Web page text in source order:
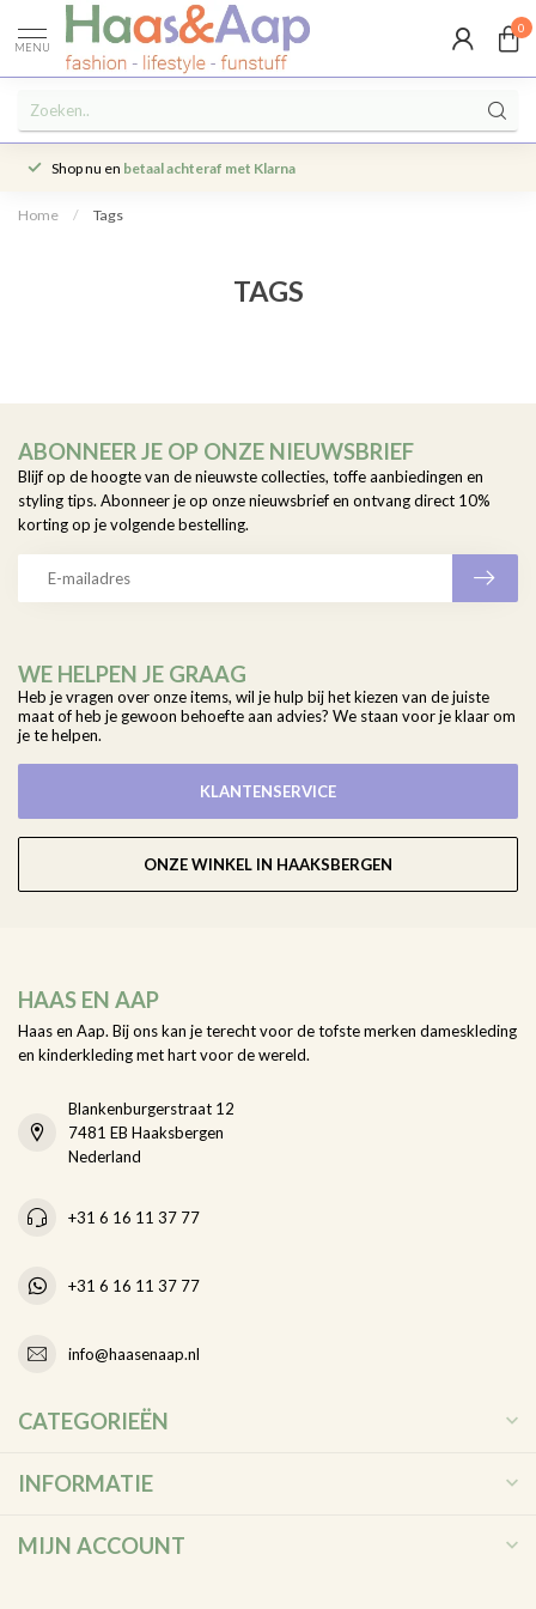
MENU
0
Shop nu en betaal achteraf met Klarna
Home / Tags
TAGS
WE HELPEN JE GRAAG
Heb je vragen over onze items, wil je hulp bij het kiezen van de juiste
maat of heb je gewoon behoefte aan advies? We staan voor je klaar om
je te helpen.
KLANTENSERVICE
ONZE WINKEL IN HAAKSBERGEN
ABONNEER JE OP ONZE NIEUWSBRIEF
Blijf op de hoogte van de nieuwste collecties, toffe aanbiedingen en
styling tips. Abonneer je op onze nieuwsbrief en ontvang direct 10%
korting op je volgende bestelling.
HAAS EN AAP
Haas en Aap. Bij ons kan je terecht voor de tofste merken dameskleding
en kinderkleding met hart voor de wereld.
Blankenburgerstraat 12
7481 EB Haaksbergen
Nederland
+31 6 16 11 37 77
+31 6 16 11 37 77
info@haasenaap.nl
CATEGORIEËN
INFORMATIE
MIJN ACCOUNT